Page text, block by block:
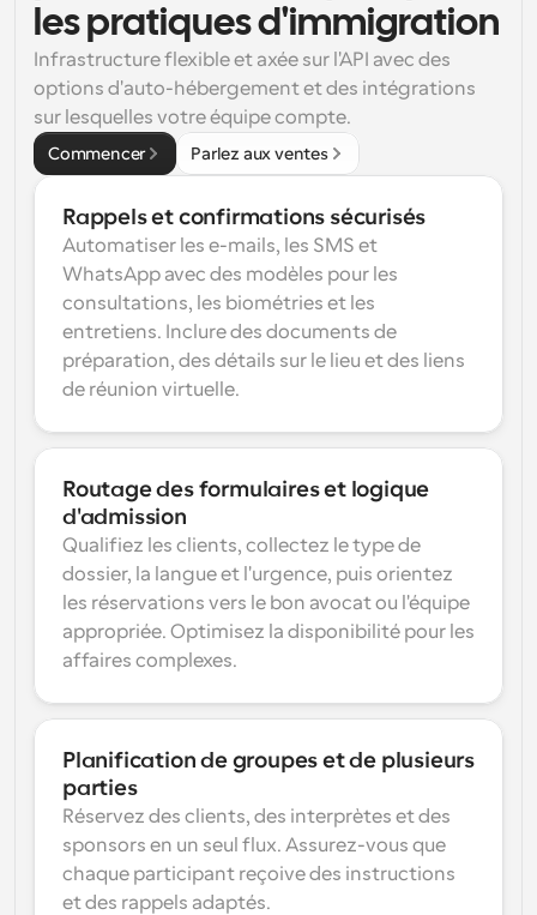
les pratiques d'immigration
Infrastructure flexible et axée sur l'API avec des
options d'auto-hébergement et des intégrations
sur lesquelles votre équipe compte.
Commencer Parlez aux ventes
Rappels et confirmations sécurisés
Automatiser les e-mails, les SMS et
WhatsApp avec des modèles pour les
consultations, les biométries et les
entretiens. Inclure des documents de
préparation, des détails sur le lieu et des liens
de réunion virtuelle.
Routage des formulaires et logique
d'admission
Qualifiez les clients, collectez le type de
dossier, la langue et l'urgence, puis orientez
les réservations vers le bon avocat ou l'équipe
appropriée. Optimisez la disponibilité pour les
affaires complexes.
Planification de groupes et de plusieurs
parties
Réservez des clients, des interprètes et des
sponsors en un seul flux. Assurez-vous que
chaque participant reçoive des instructions
et des rappels adaptés.